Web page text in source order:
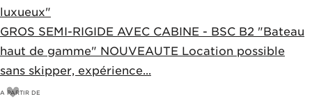
luxueux"
GROS SEMI-RIGIDE AVEC CABINE - BSC B2 "Bateau
haut de gamme" NOUVEAUTE Location possible
sans skipper, expérience...
A PARTIR DE